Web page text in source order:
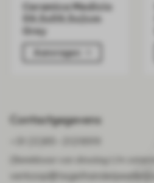
Ceramica Medicio
59,5x59,5x2cm
Grey
Aanvragen
Contactgegevens